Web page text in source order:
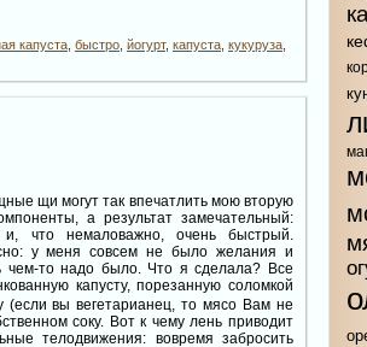
капуста быстро йогурт, капуста кукуруза
щи могут так впечатлить мою вторую
а результат замечательный:
и, что немаловажно, очень быстрый.
у меня совсем не было желания и
чем-то надо было. Что я сделала? Все
капусту, порезанную соломкой
(если вы вегетарианец, то мясо Вам не
соку. Вот к чему лень приводит
телодвижения: вовремя забросить